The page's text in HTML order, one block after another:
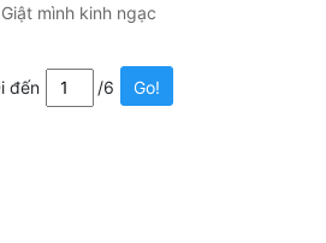
mình kinh ngạc
đến /6 Go!